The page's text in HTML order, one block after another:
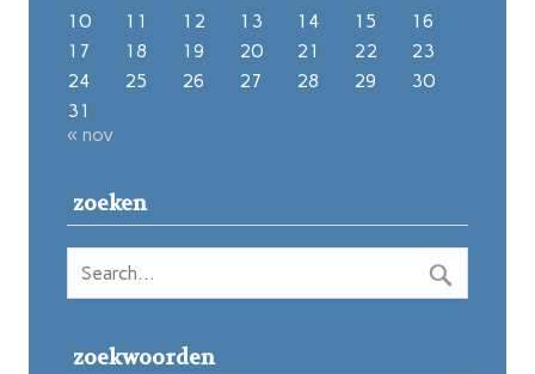
10
11 12 13 14 15
16
17
18 19 20 21 22
23
24
25 26 27 28 29
30
31
« nov
zoeken
zoekwoorden